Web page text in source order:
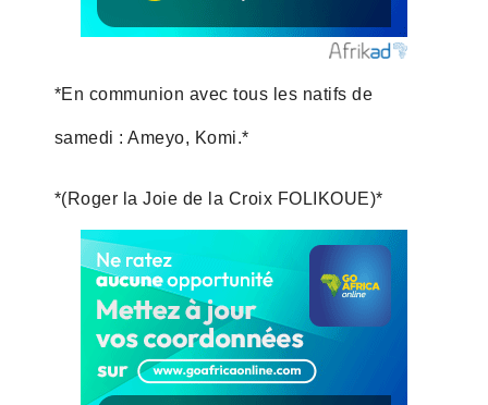
*En communion avec tous les natifs de
samedi : Ameyo, Komi.*
*(Roger la Joie de la Croix FOLIKOUE)*